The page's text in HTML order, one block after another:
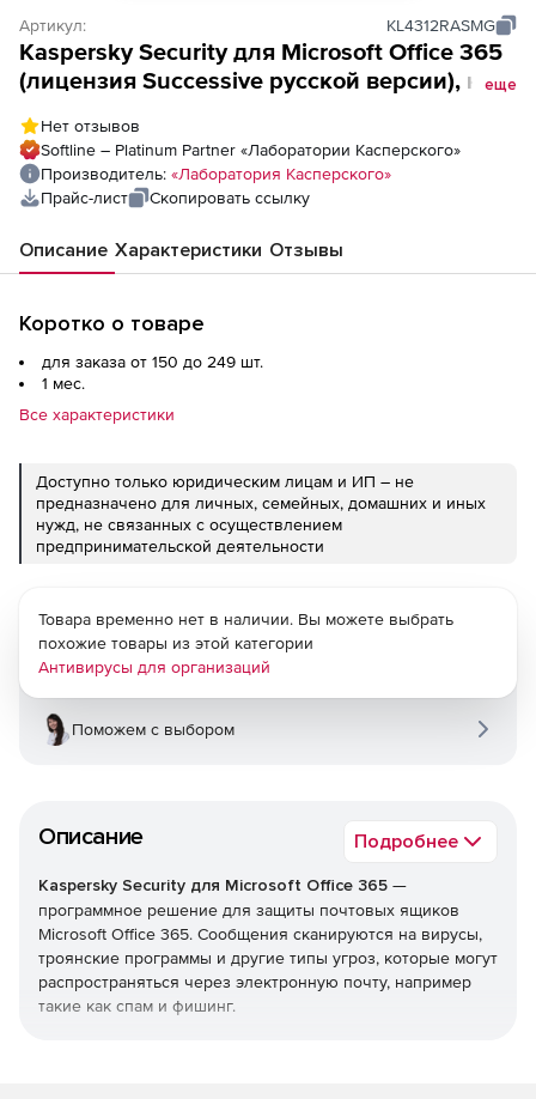
Артикул: KL4312RASMG
Kaspersky Security для Microsoft Office 365
(лицензия Successive русской версии), на 1
еще
Нет отзывов
Softline – Platinum Partner «Лаборатории Касперского»
Производитель: «Лаборатория Касперского»
Прайс-лист
Скопировать ссылку
Описание Характеристики Отзывы
Коротко о товаре
для заказа от 150 до 249 шт.
1 мес.
Все характеристики
Доступно только юридическим лицам и ИП – не
предназначено для личных, семейных, домашних и иных
нужд, не связанных с осуществлением
предпринимательской деятельности
Описание Подробнее
Kaspersky Security для Microsoft Office 365 —
программное решение для защиты почтовых ящиков
Microsoft Office 365. Сообщения сканируются на вирусы,
троянские программы и другие типы угроз, которые могут
распространяться через электронную почту, например
такие как спам и фишинг.
Товара временно нет в наличии. Вы можете выбрать
похожие товары из этой категории
Антивирусы для организаций
Поможем с выбором